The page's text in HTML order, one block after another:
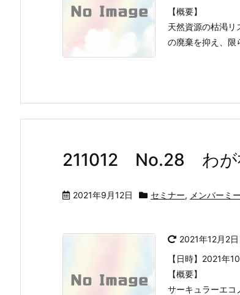
【概要】
天然資源の枯渇
の廃棄を抑え、限
211012 No.28 わが
2021年9月12日 セミナー, メンバーミ
2021年12月2日
【日時】2021年
【概要】
サーキュラーエコ